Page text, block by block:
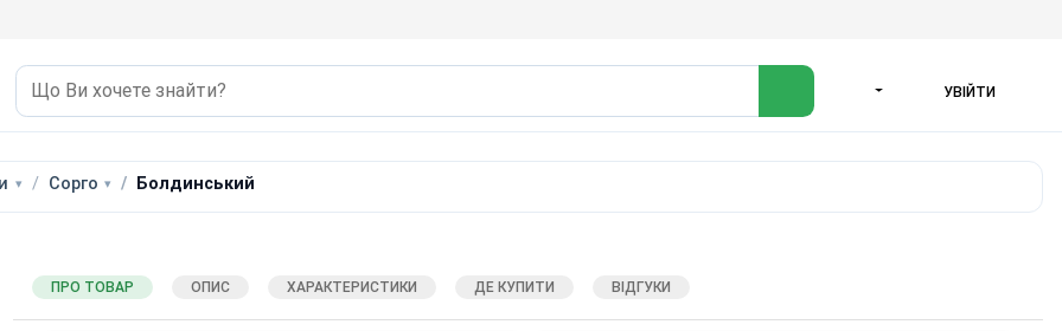
УВІЙТИ
Сорго Болдинський
ПРО ТОВАР ОПИС ХАРАКТЕРИСТИКИ ДЕ КУПИТИ ВІДГУКИ